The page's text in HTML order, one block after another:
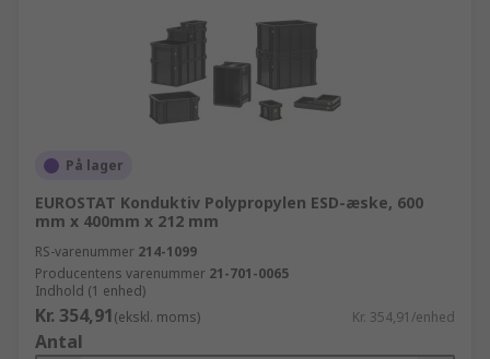
På lager
EUROSTAT Konduktiv Polypropylen ESD-æske, 600
mm x 400mm x 212 mm
RS-varenummer 214-1099
Producentens varenummer 21-701-0065
Indhold (1 enhed)
Kr. 354,91(ekskl. moms) Kr. 354,91/enhed
Antal